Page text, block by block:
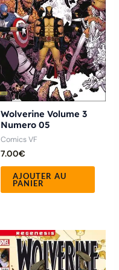
Wolverine Volume 3
Numero 05
Comics VF
7.00€
AJOUTER AU
PANIER